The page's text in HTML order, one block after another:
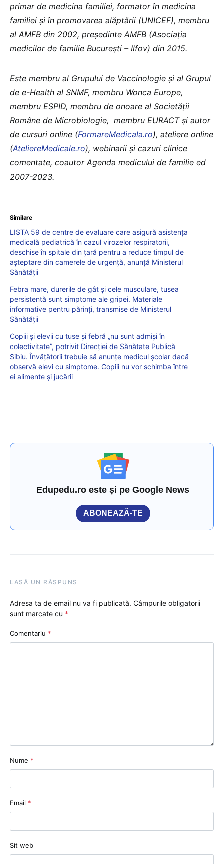
primar de medicina familiei, formator în medicina
familiei și în promovarea alăptării (UNICEF), membru
al AMFB din 2002, președinte AMFB (Asociația
medicilor de familie București – Ilfov) din 2015.
Este membru al Grupului de Vaccinologie și al Grupul
de e-Health al SNMF, membru Wonca Europe,
membru ESPID, membru de onoare al Societății
Române de Microbiologie, membru EURACT și autor
de cursuri online (FormareMedicala.ro), ateliere online
(AteliereMedicale.ro), webinarii și cazuri clinice
comentate, coautor Agenda medicului de familie ed
2007-2023.
Similare
LISTA 59 de centre de evaluare care asigură asistența
medicală pediatrică în cazul virozelor respiratorii,
deschise în spitale din țară pentru a reduce timpul de
așteptare din camerele de urgență, anunță Ministerul
Sănătății
Febra mare, durerile de gât și cele musculare, tusea
persistentă sunt simptome ale gripei. Materiale
informative pentru părinți, transmise de Ministerul
Sănătății
Copiii și elevii cu tuse și febră „nu sunt admiși în
colectivitate”, potrivit Direcției de Sănătate Publică
Sibiu. Învățătorii trebuie să anunțe medicul școlar dacă
observă elevi cu simptome. Copiii nu vor schimba între
ei alimente și jucării
Edupedu.ro este și pe Google News
ABONEAZĂ-TE
LASĂ UN RĂSPUNS
Adresa ta de email nu va fi publicată. Câmpurile obligatorii
sunt marcate cu *
Comentariu *
Nume *
Email *
Sit web